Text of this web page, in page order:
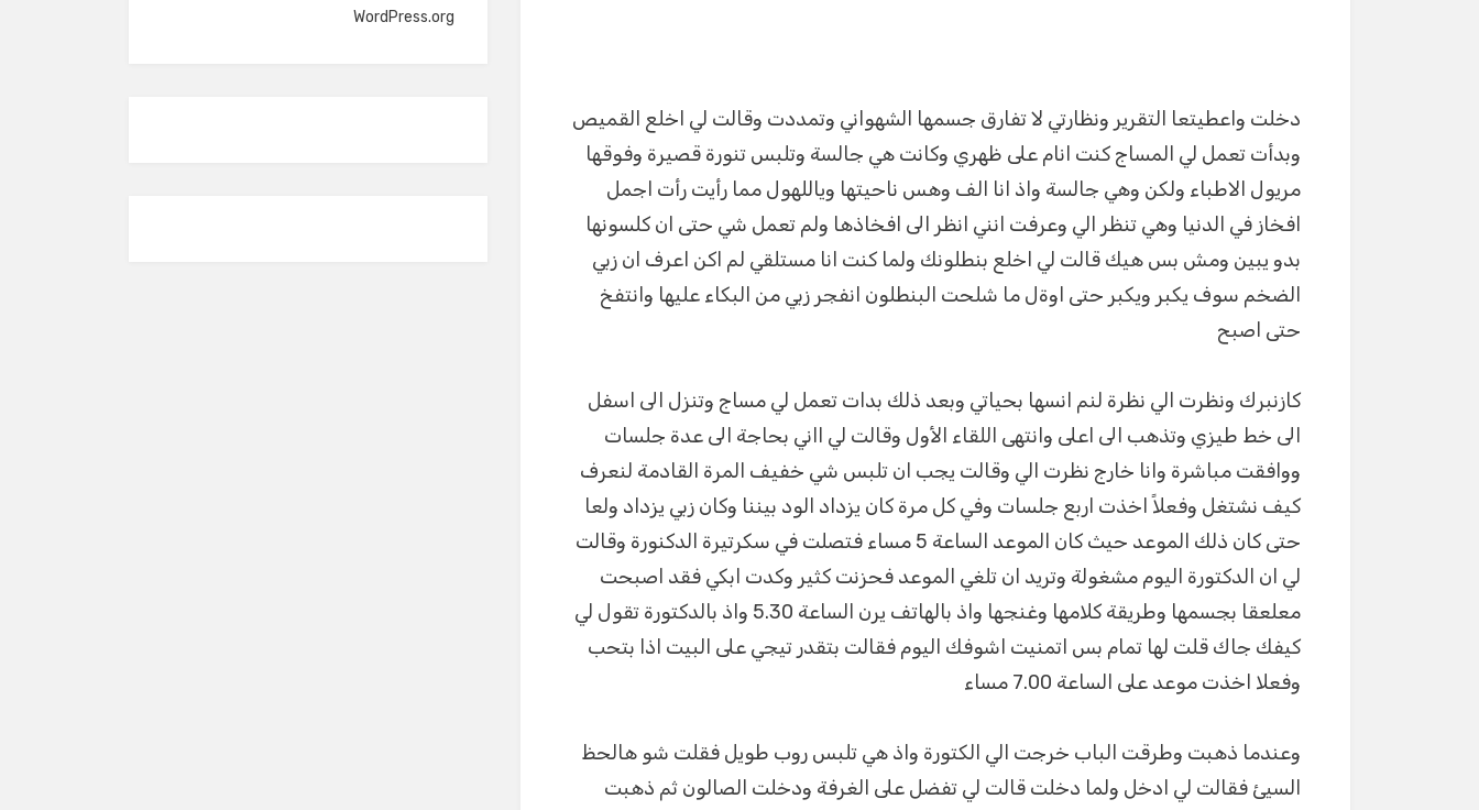
دخلت واعطيتعا التقرير ونظارتي لا تفارق جسمها الشهواني وتمددت وقالت لي اخلع القميص
وبدأت تعمل لي المساج كنت انام على ظهري وكانت هي جالسة وتلبس تنورة قصيرة وفوقها
مريول الاطباء ولكن وهي جالسة واذ انا الف وهس ناحيتها وياللهول مما رأيت رأت اجمل
افخاز في الدنيا وهي تنظر الي وعرفت انني انظر الى افخاذها ولم تعمل شي حتى ان كلسونها
بدو يبين ومش بس هيك قالت لي اخلع بنطلونك ولما كنت انا مستلقي لم اكن اعرف ان زبي
الضخم سوف يكبر ويكبر حتى اوةل ما شلحت البنطلون انفجر زبي من البكاء عليها وانتفخ
حتى اصبح
كازنبرك ونظرت الي نظرة لنم انسها بحياتي وبعد ذلك بدات تعمل لي مساج وتنزل الى اسفل
الى خط طيزي وتذهب الى اعلى وانتهى اللقاء الأول وقالت لي ااني بحاجة الى عدة جلسات
ووافقت مباشرة وانا خارج نظرت الي وقالت يجب ان تلبس شي خفيف المرة القادمة لنعرف
كيف نشتغل وفعلاً اخذت اربع جلسات وفي كل مرة كان يزداد الود بيننا وكان زبي يزداد ولعا
حتى كان ذلك الموعد حيث كان الموعد الساعة 5 مساء فتصلت في سكرتيرة الدكنورة وقالت
لي ان الدكتورة اليوم مشغولة وتريد ان تلغي الموعد فحزنت كثير وكدت ابكي فقد اصبحت
معلعقا بجسمها وطريقة كلامها وغنجها واذ بالهاتف يرن الساعة 5.30 واذ بالدكتورة تقول لي
كيفك جاك قلت لها تمام بس اتمنيت اشوفك اليوم فقالت بتقدر تيجي على البيت اذا بتحب
وفعلا اخذت موعد على الساعة 7.00 مساء
وعندما ذهبت وطرقت الباب خرجت الي الكتورة واذ هي تلبس روب طويل فقلت شو هالحظ
السيئ فقالت لي ادخل ولما دخلت قالت لي تفضل على الغرفة ودخلت الصالون ثم ذهبت
WordPress.org